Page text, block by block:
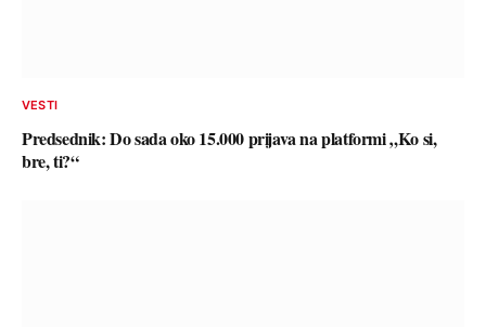
VESTI
Predsednik: Do sada oko 15.000 prijava na platformi „Ko si,
bre, ti?“